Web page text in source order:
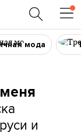
мода
и